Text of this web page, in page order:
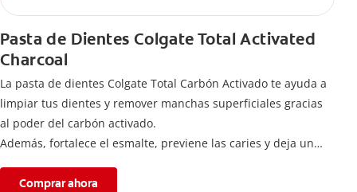
Pasta de Dientes Colgate Total Activated
Charcoal
La pasta de dientes Colgate Total Carbón Activado te ayuda a
limpiar tus dientes y remover manchas superficiales gracias
al poder del carbón activado.
Además, fortalece el esmalte, previene las caries y deja un
Comprar ahora